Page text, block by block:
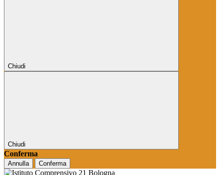
Chiudi
Chiudi
Conferma
Annulla Conferma